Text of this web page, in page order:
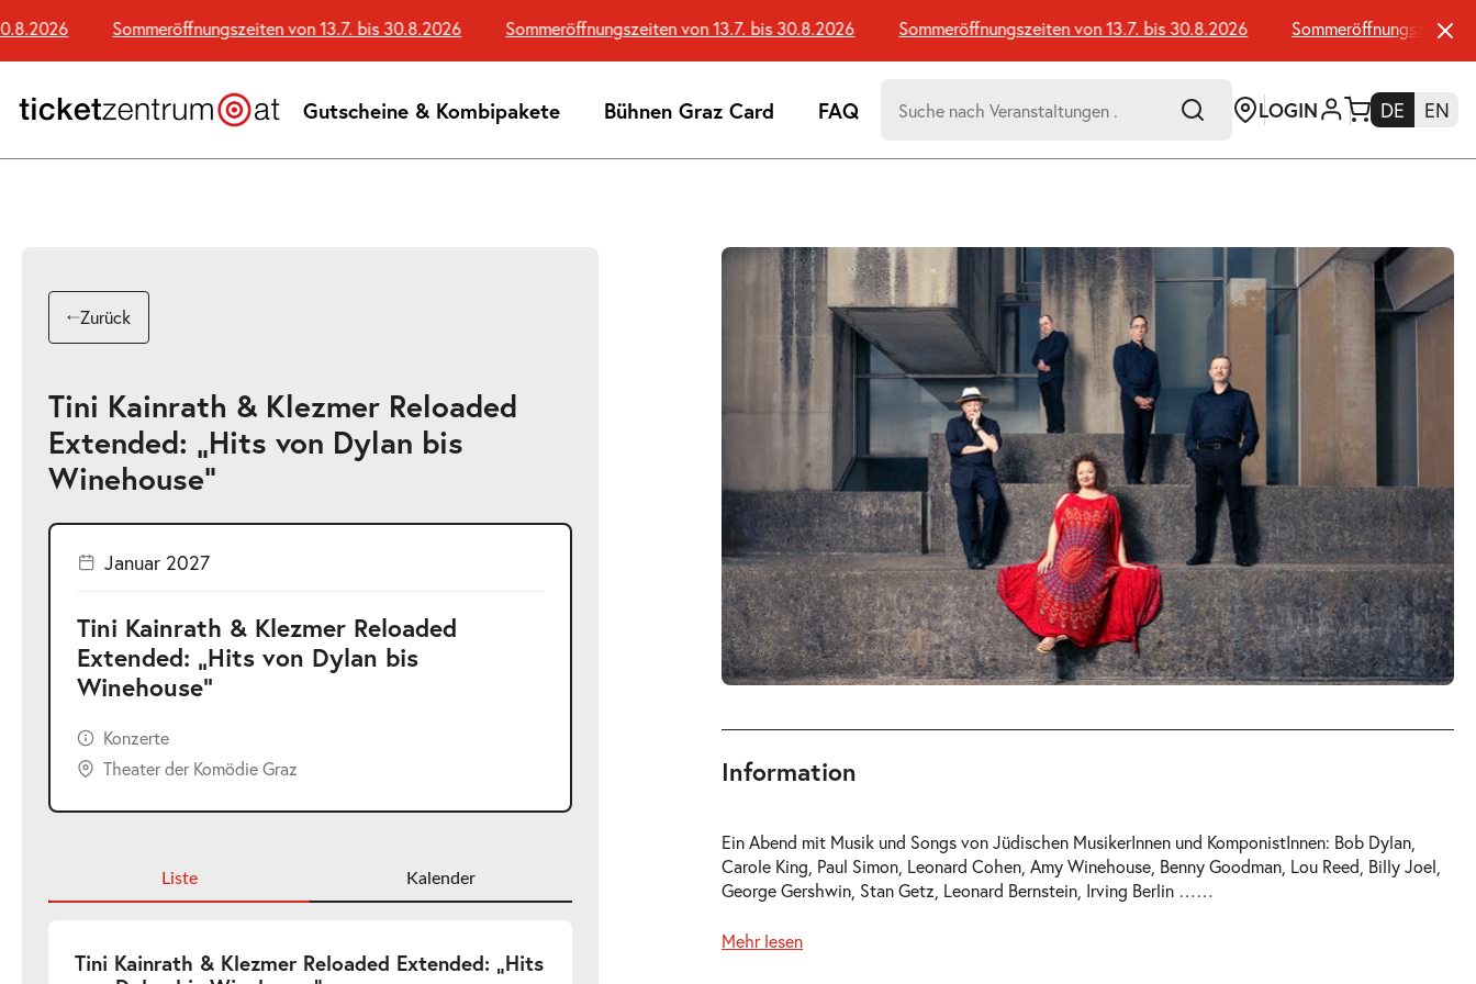
Seiteninhalt
Sommeröffnungszeiten von 13.7. bis 30.8.2026 Sommeröffnungszeiten von 13.7. bis 30.8.2026 Sommeröffnungszeiten von 13.7. bis 30.8.2026 Sommeröffnungszeiten
Gutscheine & Kombipakete Bühnen Graz Card FAQ
nach:
Anspringen
LOGIN DE EN
Zurück
Tini Kainrath & Klezmer Reloaded
Extended: „Hits von Dylan bis
Winehouse“
Januar 2027
Tini Kainrath & Klezmer Reloaded
Extended: „Hits von Dylan bis
Winehouse“
Konzerte
Theater der Komödie Graz
Liste Kalender
Tini Kainrath & Klezmer Reloaded Extended: „Hits
Information
Ein Abend mit Musik und Songs von Jüdischen MusikerInnen und KomponistInnen: Bob Dylan,
Carole King, Paul Simon, Leonard Cohen, Amy Winehouse, Benny Goodman, Lou Reed, Billy Joel,
George Gershwin, Stan Getz, Leonard Bernstein, Irving Berlin ……
Mehr lesen